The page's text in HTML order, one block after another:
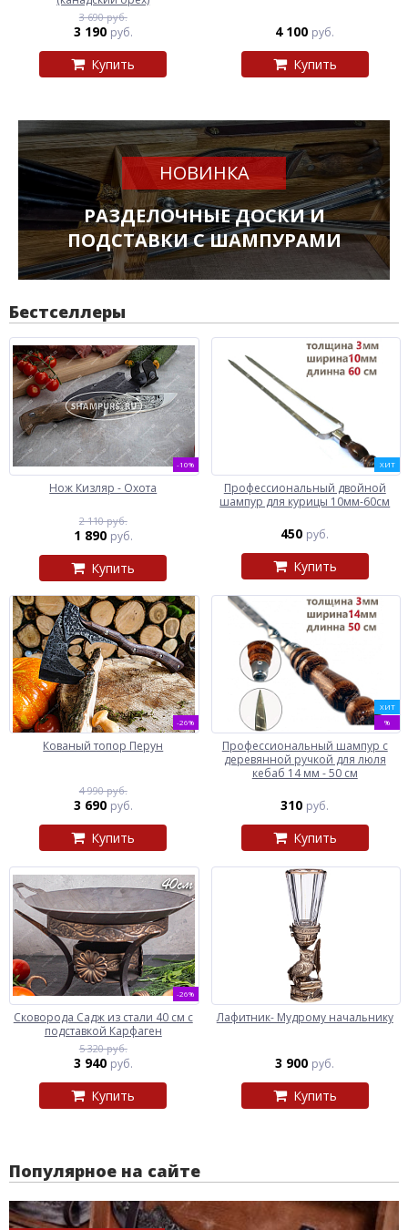
3 690 руб.
3 190 руб.
Купить
4 100 руб.
Купить
НОВИНКА
РАЗДЕЛОЧНЫЕ ДОСКИ И
ПОДСТАВКИ С ШАМПУРАМИ
Бестселлеры
-10%
Нож Кизляр - Охота
2 110 руб.
1 890 руб.
Купить
ХИТ
Профессиональный двойной
шампур для курицы 10мм-60см
450 руб.
Купить
-26%
Кованый топор Перун
4 990 руб.
3 690 руб.
Купить
ХИТ
%
Профессиональный шампур с
деревянной ручкой для люля
кебаб 14 мм - 50 см
310 руб.
Купить
-26%
Сковорода Садж из стали 40 см с
подставкой Карфаген
5 320 руб.
3 940 руб.
Купить
Лафитник- Мудрому начальнику
3 900 руб.
Купить
Популярное на сайте